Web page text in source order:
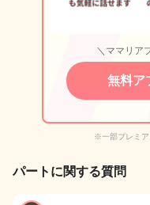
＼ママリア
無料ア
※一部プレミア
パートに関する質問